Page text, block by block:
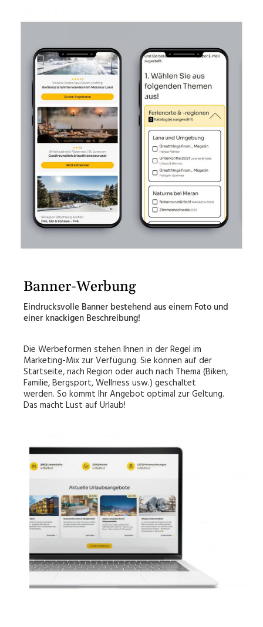
Banner-Werbung
Eindrucksvolle Banner bestehend aus einem Foto und
einer knackigen Beschreibung!
Die Werbeformen stehen Ihnen in der Regel im
Marketing-Mix zur Verfügung. Sie können auf der
Startseite, nach Region oder auch nach Thema (Biken,
Familie, Bergsport, Wellness usw.) geschaltet
werden. So kommt Ihr Angebot optimal zur Geltung.
Das macht Lust auf Urlaub!